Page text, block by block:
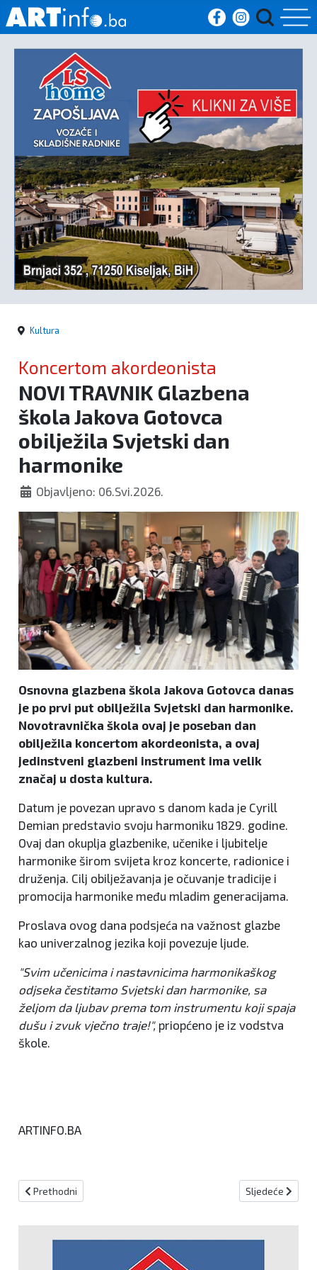
Početna
Vijesti
Sport
Kultura
Crna
kronika
Politika
Kultura
Koncertom akordeonista
NOVI TRAVNIK Glazbena
škola Jakova Gotovca
obilježila Svjetski dan
harmonike
Objavljeno: 06.Svi.2026.
Osnovna glazbena škola Jakova Gotovca danas
je po prvi put obilježila Svjetski dan harmonike.
Novotravnička škola ovaj je poseban dan
obilježila koncertom akordeonista, a ovaj
jedinstveni glazbeni instrument ima velik
značaj u dosta kultura.
Datum je povezan upravo s danom kada je Cyrill
Demian predstavio svoju harmoniku 1829. godine.
Ovaj dan okuplja glazbenike, učenike i ljubitelje
harmonike širom svijeta kroz koncerte, radionice i
druženja. Cilj obilježavanja je očuvanje tradicije i
promocija harmonike među mladim generacijama.
Proslava ovog dana podsjeća na važnost glazbe
kao univerzalnog jezika koji povezuje ljude.
"Svim učenicima i nastavnicima harmonikaškog
odjseka čestitamo Svjetski dan harmonike, sa
željom da ljubav prema tom instrumentu koji spaja
dušu i zvuk vječno traje!", priopćeno je iz vodstva
škole.
ARTINFO.BA
Prethodni članak: I ove godine bogat program "Svibanjskih dana
Prethodni Sljedeći
Sljedeće